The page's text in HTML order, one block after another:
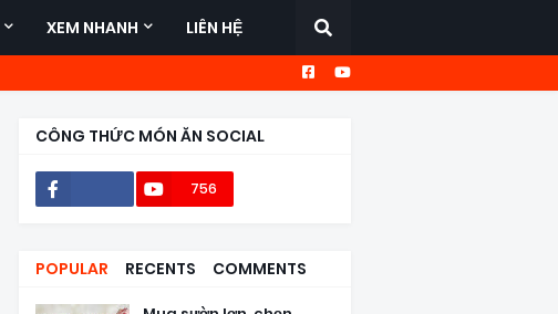
XEM NHANH LIÊN HỆ
CÔNG THỨC MÓN ĂN SOCIAL
756
POPULAR RECENTS COMMENTS